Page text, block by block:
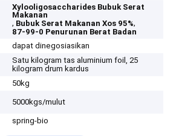
Xylooligosaccharides Bubuk Serat
Makanan
, Bubuk Serat Makanan Xos 95%,
87-99-0 Penurunan Berat Badan
dapat dinegosiasikan
Satu kilogram tas aluminium foil, 25
kilogram drum kardus
50kg
5000kgs/mulut
spring-bio